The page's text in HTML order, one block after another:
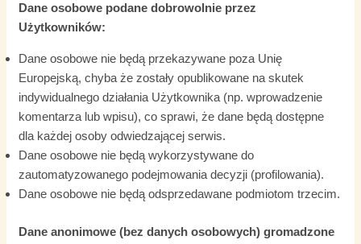
Dane osobowe podane dobrowolnie przez
Użytkowników:
Dane osobowe nie będą przekazywane poza Unię
Europejską, chyba że zostały opublikowane na skutek
indywidualnego działania Użytkownika (np. wprowadzenie
komentarza lub wpisu), co sprawi, że dane będą dostępne
dla każdej osoby odwiedzającej serwis.
Dane osobowe nie będą wykorzystywane do
zautomatyzowanego podejmowania decyzji (profilowania).
Dane osobowe nie będą odsprzedawane podmiotom trzecim.
Dane anonimowe (bez danych osobowych) gromadzone